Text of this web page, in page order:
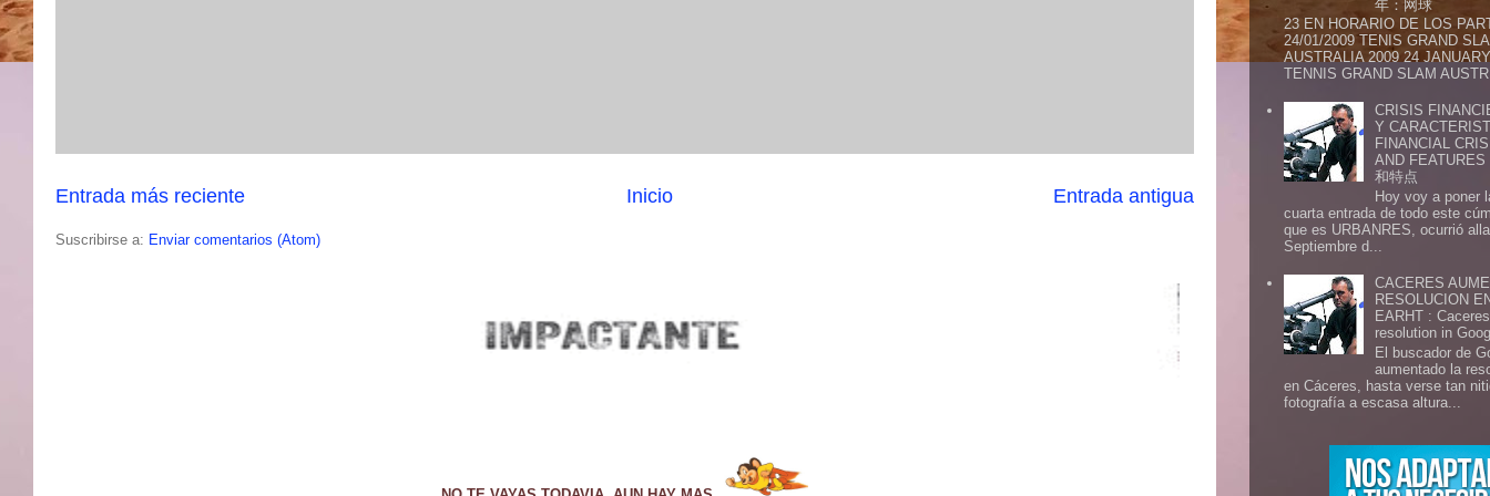
Entrada más reciente Entrada antigua
Inicio
Suscribirse a: Enviar comentarios (Atom)
年：网球
23 EN HORARIO DE LOS
24/01/2009 TENIS GRAND
AUSTRALIA 2009 24
TENNIS GRAND SLAM
CRISIS
Y
FINANCIAL
AND
和特点
Hoy voy a poner
cuarta entrada de todo este
que es URBANRES, ocurrió
Septiembre d...
CACERES
RESOLUCION
EARHT :
resolution in
El buscador de
aumentado la
en Cáceres, hasta verse tan
fotografía a escasa altura...